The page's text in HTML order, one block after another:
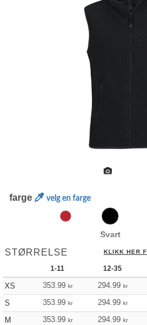
farge velg en farge
Svart
STØRRELSE KLIKK HER
1-11 12-35
XS 353.99 kr 294.99 kr
S
353.99 kr 294.99 kr
M
353.99 kr 294.99 kr